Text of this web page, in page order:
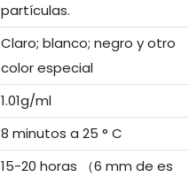
partículas.
Claro; blanco; negro y otro
color especial
1.01g/ml
8 minutos a 25 ° C
15-20 horas （6 mm de es